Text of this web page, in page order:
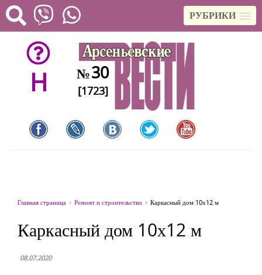
РУБРИКИ
H №30
[1723]
Главная страница Ремонт и строительство Каркасный дом 10х12 м
Каркасный дом 10х12 м
08.07.2020